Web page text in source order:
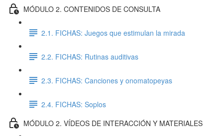
MÓDULO 2. CONTENIDOS DE CONSULTA
2.1. FICHAS: Juegos que estimulan la mirada
2.2. FICHAS: Rutinas auditivas
2.3. FICHAS: Canciones y onomatopeyas
2.4. FICHAS: Soplos
MÓDULO 2. VÍDEOS DE INTERACCIÓN Y MATERIALES